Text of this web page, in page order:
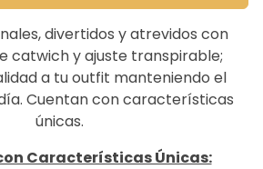
divertidos y atrevidos con
catwich y ajuste transpirable;
a tu outfit manteniendo el
Cuentan con características
únicas.
Características Únicas: